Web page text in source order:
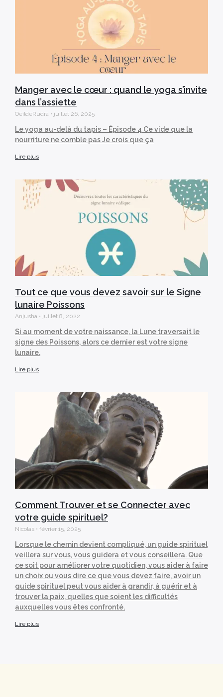
Manger avec le cœur : quand le yoga s’invite
dans l’assiette
OeildeRudra juillet 26, 2025
Le yoga au-delà du tapis – Épisode 4 Ce vide que la
nourriture ne comble pas Je crois que ça
Lire plus
Tout ce que vous devez savoir sur le Signe
lunaire Poissons
Anjusha juillet 8, 2022
Si au moment de votre naissance, la Lune traversait le
signe des Poissons, alors ce dernier est votre signe
lunaire.
Lire plus
Comment Trouver et se Connecter avec
votre guide spirituel?
Nicolas février 15, 2025
Lorsque le chemin devient compliqué, un guide spirituel
veillera sur vous, vous guidera et vous conseillera. Que
ce soit pour améliorer votre quotidien, vous aider à faire
un choix ou vous dire ce que vous devez faire, avoir un
guide spirituel peut vous aider à grandir, à guérir et à
trouver la paix, quelles que soient les difficultés
auxquelles vous êtes confronté.
Lire plus